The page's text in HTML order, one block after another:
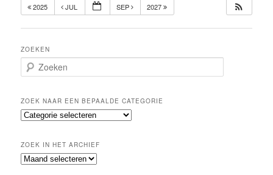
2025 JUL SEP 2027
ZOEKEN
o
k
e
n
ZOEK NAAR EEN BEPAALDE CATEGORIE
Z
k
n
ZOEK IN HET ARCHIEF
Z